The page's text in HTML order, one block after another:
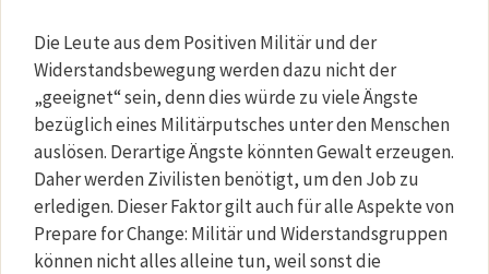
Die Leute aus dem Positiven Militär und der
Widerstandsbewegung werden dazu nicht der
„geeignet“ sein, denn dies würde zu viele Ängste
bezüglich eines Militärputsches unter den Menschen
auslösen. Derartige Ängste könnten Gewalt erzeugen.
Daher werden Zivilisten benötigt, um den Job zu
erledigen. Dieser Faktor gilt auch für alle Aspekte von
Prepare for Change: Militär und Widerstandsgruppen
können nicht alles alleine tun, weil sonst die